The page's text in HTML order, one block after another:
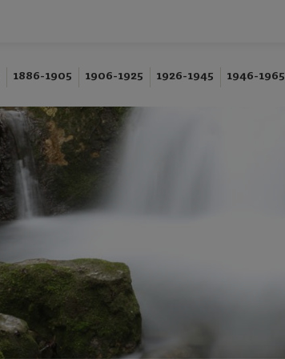
1886-1905 1906-1925 1926-1945 1946-1965